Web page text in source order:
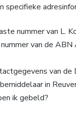
specifieke
nummer van L.
van de
van
in
ik gebeld?